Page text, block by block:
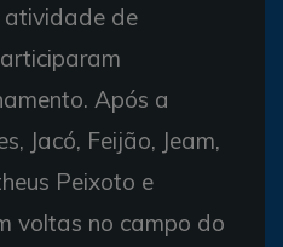
atividade de
Após a
Jacó, Feijão, Jeam,
Peixoto e
voltas no campo do